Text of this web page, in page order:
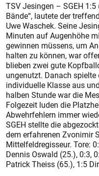
TSV Jesingen – SGEH
Bände“, lautete der
Uwe Waschek. Seine
Minuten auf Augenhöhe
gewinnen müssens, um
halten zu können, war
blieben zwei gute
ungenutzt. Danach
individuelle Klasse aus
halben Stunde war die
Folgezeit luden die
Abwehrfehlern immer
SGEH stellte die
dem erfahrenen Zvonimir
Mittelfeldregisseur. Tore:
Dennis Oswald (25.), 0:3,
Patrick Theiss (65.), 1:5